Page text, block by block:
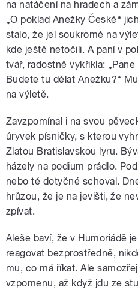
na natáčení na hradech a
„O poklad Anežky České“
stalo, že jel soukromě na
kde ještě netočili. A paní v
tvář, radostně vykřikla:
Budete tu dělat Anežku?“
na výletě.
Zavzpomínal i na svou
úryvek písničky, s kterou
Zlatou Bratislavskou lyru.
házely na podium prádlo.
nebo té dotyčné schoval.
hrůzou, že je na jevišti, že
zpívat.
Aleše baví, že v Humoriádě
reagovat bezprostředně,
mu, co má říkat. Ale
vzpomenu, až když jdu ze